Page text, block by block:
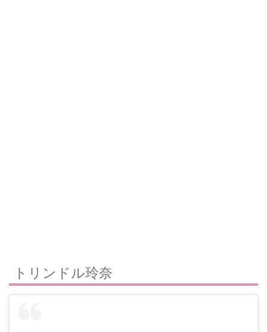
トリンドル玲奈